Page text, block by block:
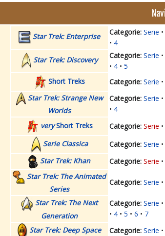
Star Trek: Enterprise Serie
4
Star Trek: Discovery
Serie
4
5
Short Treks
Serie
Star Trek: Strange New
Worlds
Serie
4
veryShort Treks Serie
Serie Classica
Serie
Star Trek: Khan
Serie
Star Trek: The Animated
Series
Serie
Star Trek: The Next
Generation
Serie
4
5 6
7
Star Trek: Deep Space
Serie